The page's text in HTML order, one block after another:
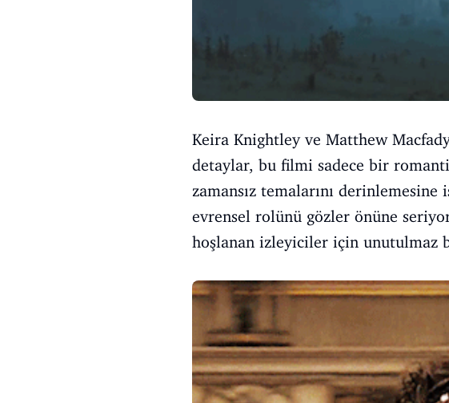
Keira Knightley ve Matthew
detaylar, bu filmi sadece bir
zamansız temalarını
evrensel rolünü gözler önüne
hoşlanan izleyiciler için unutulmaz